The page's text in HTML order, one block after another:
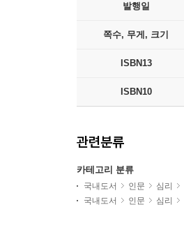
발행일
쪽수, 무게, 크기
ISBN13
ISBN10
관련분류
카테고리 분류
국내도서 인문 심리
국내도서
인문 심리